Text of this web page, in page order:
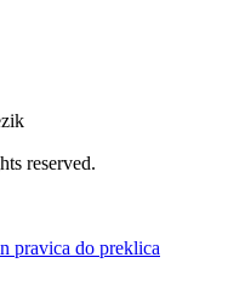
reserved.
pravica do preklica